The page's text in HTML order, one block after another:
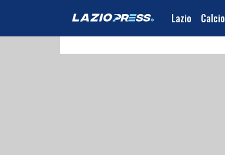
Lazio Calcio